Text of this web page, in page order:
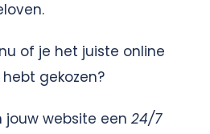
of je het juiste online
gekozen?
jouw website een 24/7